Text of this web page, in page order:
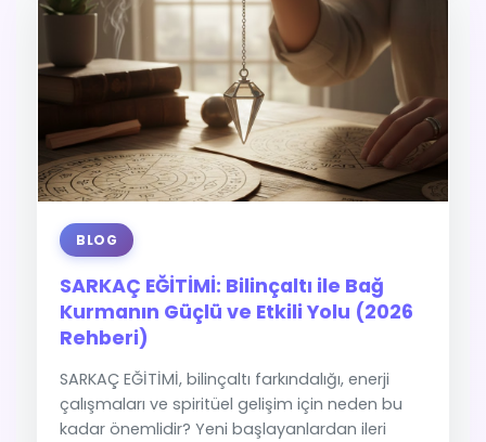
BLOG
SARKAÇ EĞİTİMİ: Bilinçaltı ile Bağ
Kurmanın Güçlü ve Etkili Yolu (2026
Rehberi)
SARKAÇ EĞİTİMİ, bilinçaltı farkındalığı, enerji
çalışmaları ve spiritüel gelişim için neden bu
kadar önemlidir? Yeni başlayanlardan ileri